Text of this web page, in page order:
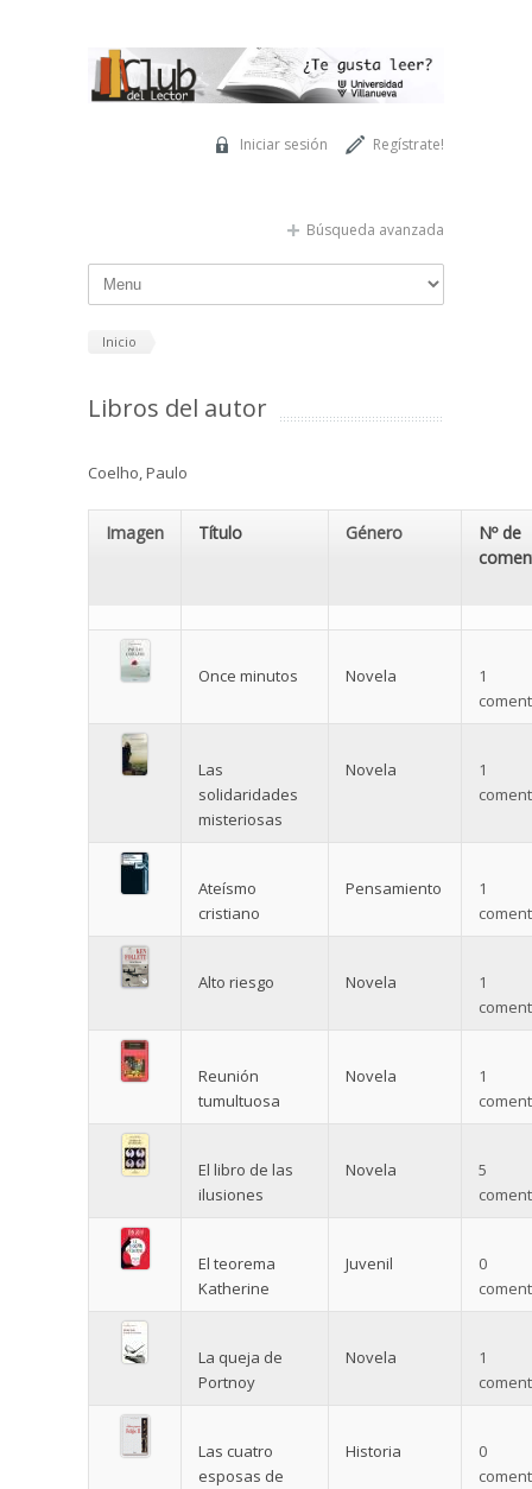
Regístrate!
Iniciar sesión
Búsqueda avanzada
Inicio
Libros del autor
Coelho, Paulo
Imagen Título Género
Nº de
Once minutos Novela
1
Las
solidaridades
misteriosas
Novela
1
Ateísmo
cristiano
Pensamiento
1
Alto riesgo Novela
1
Reunión
tumultuosa
Novela
1
El libro de las
ilusiones
Novela
5
El teorema
Katherine
Juvenil
0
La queja de
Portnoy
Novela
1
Las cuatro
esposas de
Historia
0